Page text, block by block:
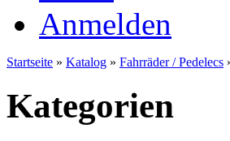
Anmelden
Startseite » Katalog » Fahrräder / Pedelecs
Kategorien